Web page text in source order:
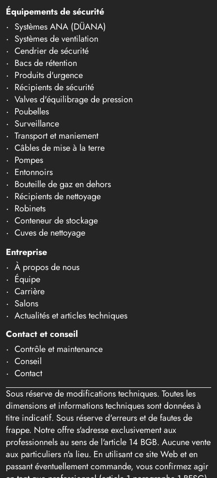
Équipements de sécurité
Systèmes ANA (DÜANA)
Systèmes de ventilation
Cendrier de sécurité
Bacs de rétention
Produits d'urgence
Récipients de sécurité
Valves d'équilibrage de pression
Poubelles
Surveillance
Transport et maniement
Câbles de mise à la terre
Pompes
Entonnoirs
Bouteille de gaz en dehors
Récipients de nettoyage
Robinets
Conteneur de stockage
Cuves de nettoyage
Entreprise
À propos de nous
Équipe
Carrière
Salons
Actualités et articles techniques
Contact et conseil
Contrôle et maintenance
Conseil
Contact
Sous réserve de modifications techniques. Toutes les
dimensions et informations techniques sont données à
titre indicatif. Sous réserve d'erreurs et de fautes de
frappe. Notre offre s'adresse exclusivement aux
professionnels au sens de l'article 14 BGB. Aucune vente
aux particuliers n'a lieu. En utilisant ce site Web et en
passant éventuellement commande, vous confirmez agir